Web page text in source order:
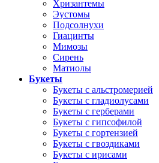
Хризантемы
Эустомы
Подсолнухи
Гиацинты
Мимозы
Сирень
Матиолы
Букеты
Букеты с альстромерией
Букеты с гладиолусами
Букеты с герберами
Букеты с гипсофилой
Букеты с гортензией
Букеты с гвоздиками
Букеты с ирисами